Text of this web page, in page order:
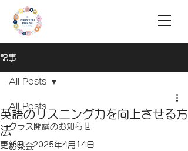
記事
All Posts
クラス開講のお知らせ
お茶会
All Posts
英語のリスニング力を向上させる方
法
更新日：2025年4月14日